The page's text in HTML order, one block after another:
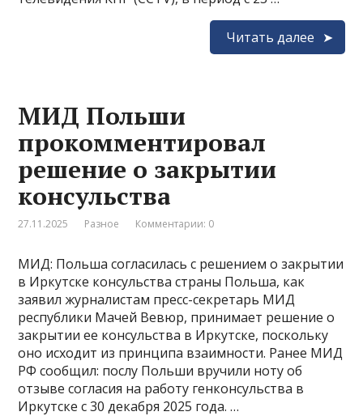
Читать далее
МИД Польши
прокомментировал
решение о закрытии
консульства
27.11.2025 Разное Комментарии: 0
МИД: Польша согласилась с решением о закрытии
в Иркутске консульства страны Польша, как
заявил журналистам пресс-секретарь МИД
республики Мачей Вевюр, принимает решение о
закрытии ее консульства в Иркутске, поскольку
оно исходит из принципа взаимности. Ранее МИД
РФ сообщил: послу Польши вручили ноту об
отзыве согласия на работу генконсульства в
Иркутске с 30 декабря 2025 года. …